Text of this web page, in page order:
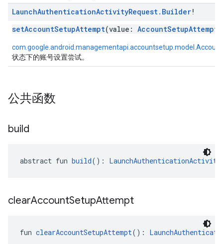
LaunchAuthenticationActivityRequest. Builder!
setAccountSetupAttempt(value: AccountSetupAttempt
状态下的账号设置尝试。
公共函数
build
abstract fun build():
clearAccountSetupAttempt
fun clearAccountSetupAttempt():